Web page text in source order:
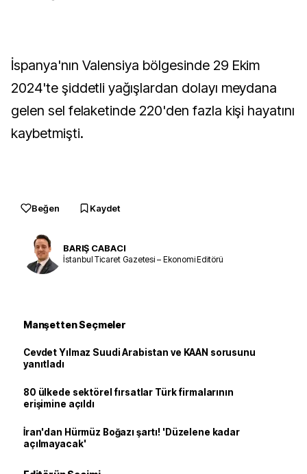
İspanya'nın Valensiya bölgesinde 29 Ekim
2024'te şiddetli yağışlardan dolayı meydana
gelen sel felaketinde 220'den fazla kişi hayatını
kaybetmişti.
Beğen Kaydet
BARIŞ CABACI
İstanbul Ticaret Gazetesi – Ekonomi Editörü
Manşetten Seçmeler
Cevdet Yılmaz Suudi Arabistan ve KAAN sorusunu
yanıtladı
80 ülkede sektörel fırsatlar Türk firmalarının
erişimine açıldı
İran'dan Hürmüz Boğazı şartı! 'Düzelene kadar
açılmayacak'